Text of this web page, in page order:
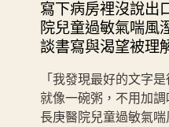
寫下病房裡沒說出
院兒童過敏氣喘風
談書寫與渴望被理
「我發現最好的文字
就像一碗粥，不用加
長庚醫院兒童過敏氣喘